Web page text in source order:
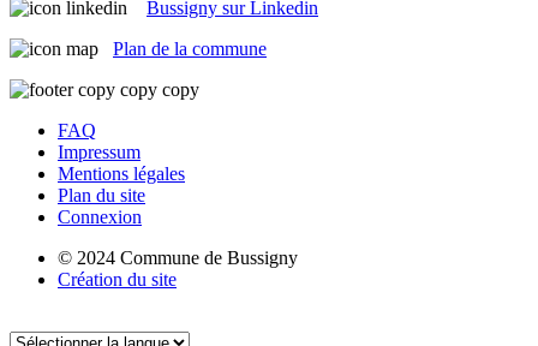
Bussigny sur Linkedin
Plan de la commune
FAQ
Impressum
Mentions légales
Plan du site
Connexion
© 2024 Commune de Bussigny
Création du site